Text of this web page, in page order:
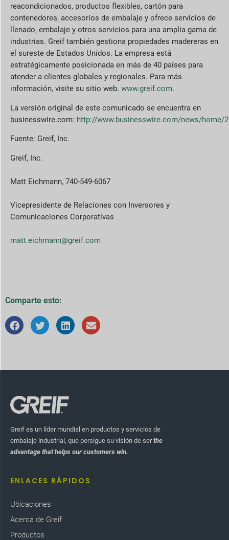
reacondicionados, productos flexibles, cartón para
contenedores, accesorios de embalaje y ofrece servicios de
llenado, embalaje y otros servicios para una amplia gama de
industrias. Greif también gestiona propiedades madereras en
el sureste de Estados Unidos. La empresa está
estratégicamente posicionada en más de 40 países para
atender a clientes globales y regionales. Para más
información, visite su sitio web. www.greif.com.
La versión original de este comunicado se encuentra en
businesswire.com: http://www.businesswire.com/news/home/
Fuente: Greif, Inc.
Greif, Inc.
Matt Eichmann, 740-549-6067
Vicepresidente de Relaciones con Inversores y
Comunicaciones Corporativas
matt.eichmann@greif.com
Comparte esto:
Greif es un líder mundial en productos y servicios de
embalaje industrial, que persigue su visión de serthe
advantage that helps our customers win.
ENLACES RÁPIDOS
Ubicaciones
Acerca de Greif
Productos